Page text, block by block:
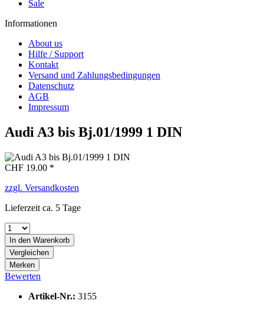
Sale
Informationen
About us
Hilfe / Support
Kontakt
Versand und Zahlungsbedingungen
Datenschutz
AGB
Impressum
Audi A3 bis Bj.01/1999 1 DIN
CHF 19.00 *
zzgl. Versandkosten
Lieferzeit ca. 5 Tage
In den Warenkorb
Vergleichen
Merken
Bewerten
Artikel-Nr.: 3155